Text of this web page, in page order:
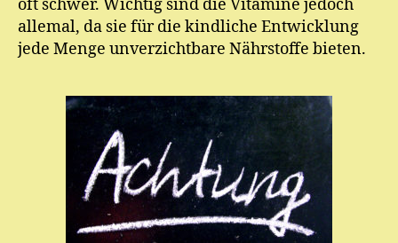
oft schwer. Wichtig sind die Vitamine jedoch
allemal, da sie für die kindliche Entwicklung
jede Menge unverzichtbare Nährstoffe bieten.